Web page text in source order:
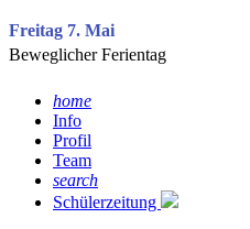
Freitag 7. Mai
Beweglicher Ferientag
home
Info
Profil
Team
search
Schülerzeitung